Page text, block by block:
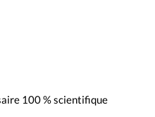
100 % scientifique